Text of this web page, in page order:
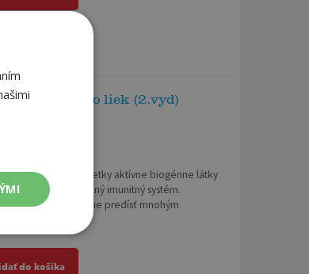
a zelenina ako liek (2.vyd)
obsahujú všetky aktívne biogénne látky
trvalé zdravie a silný imunitný systém.
výživou môžeme predísť mnohým
do košíka